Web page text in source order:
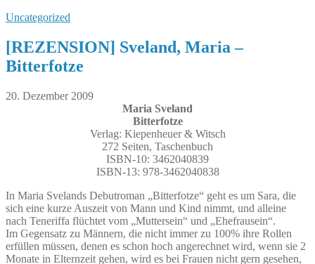
Uncategorized
[REZENSION] Sveland, Maria –
Bitterfotze
20. Dezember 2009
Maria Sveland
Bitterfotze
Verlag: Kiepenheuer & Witsch
272 Seiten, Taschenbuch
ISBN-10: 3462040839
ISBN-13: 978-3462040838
In Maria Svelands Debutroman „Bitterfotze“ geht es um Sara, die
sich eine kurze Auszeit von Mann und Kind nimmt, und alleine
nach Teneriffa flüchtet vom „Muttersein“ und „Ehefrausein“.
Im Gegensatz zu Männern, die nicht immer zu 100% ihre Rollen
erfüllen müssen, denen es schon hoch angerechnet wird, wenn sie 2
Monate in Elternzeit gehen, wird es bei Frauen nicht gern gesehen,